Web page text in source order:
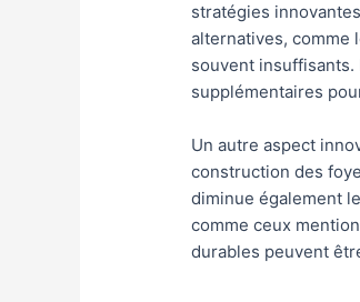
stratégies
alternatives, comme
souvent
supplémentaires
Un autre aspect
construction des
diminue également
comme ceux
durables peuvent